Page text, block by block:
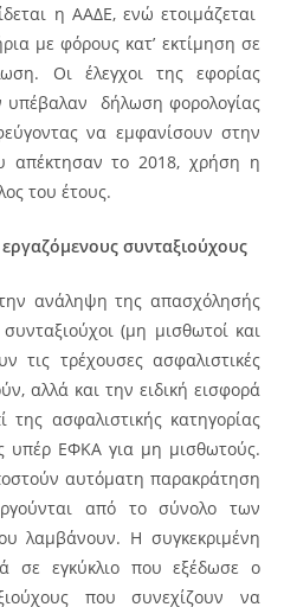
η ΑΑΔΕ, ενώ ετοιμάζεται
με φόρους κατ’ εκτίμηση σε
Οι έλεγχοι της εφορίας
υπέβαλαν δήλωση φορολογίας
να εμφανίσουν στην
απέκτησαν το 2018, χρήση η
του έτους.
συνταξιούχους
ανάληψη της απασχόλησής
(μη μισθωτοί και
τις τρέχουσες ασφαλιστικές
αλλά και την ειδική εισφορά
ασφαλιστικής κατηγορίας
υπέρ ΕΦΚΑ για μη μισθωτούς.
αυτόματη παρακράτηση
από το σύνολο των
λαμβάνουν. Η συγκεκριμένη
σε εγκύκλιο που εξέδωσε ο
που συνεχίζουν να